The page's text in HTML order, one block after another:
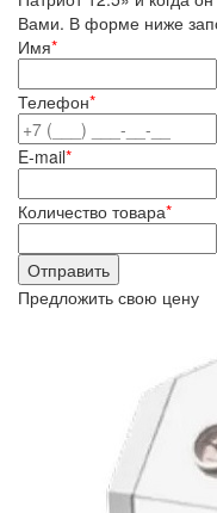
Вами. В форме ниже
Имя*
Телефон*
E-mail*
Количество товара*
Предложить свою цену